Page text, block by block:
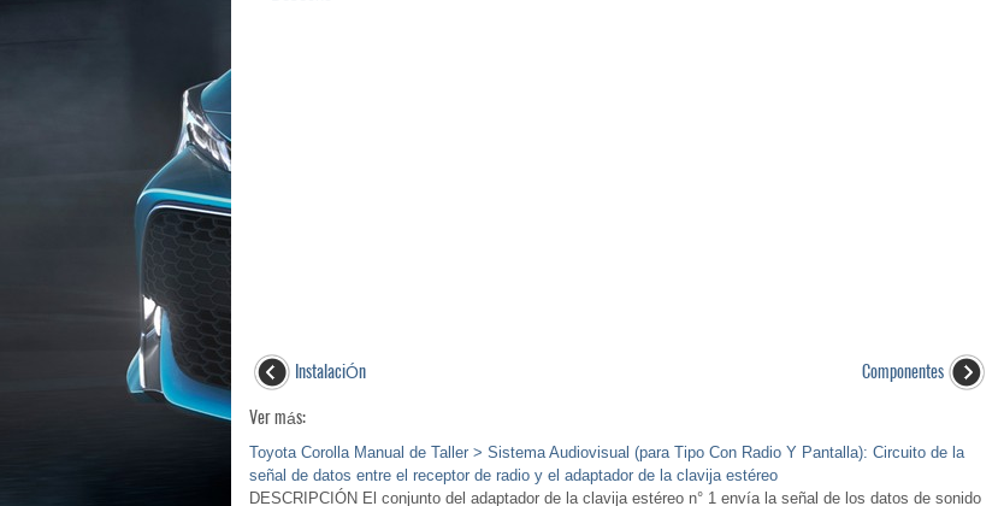
InstalaciÓn
Componentes
Ver más:
Toyota Corolla Manual de Taller > Sistema Audiovisual (para Tipo Con Radio Y Pantalla): Circuito de la
señal de datos entre el receptor de radio y el adaptador de la clavija estéreo
DESCRIPCIÓN El conjunto del adaptador de la clavija estéreo n° 1 envía la señal de los datos de sonido